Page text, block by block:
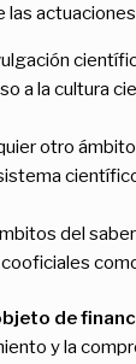
las
a la cultura
otro
del
de
y la